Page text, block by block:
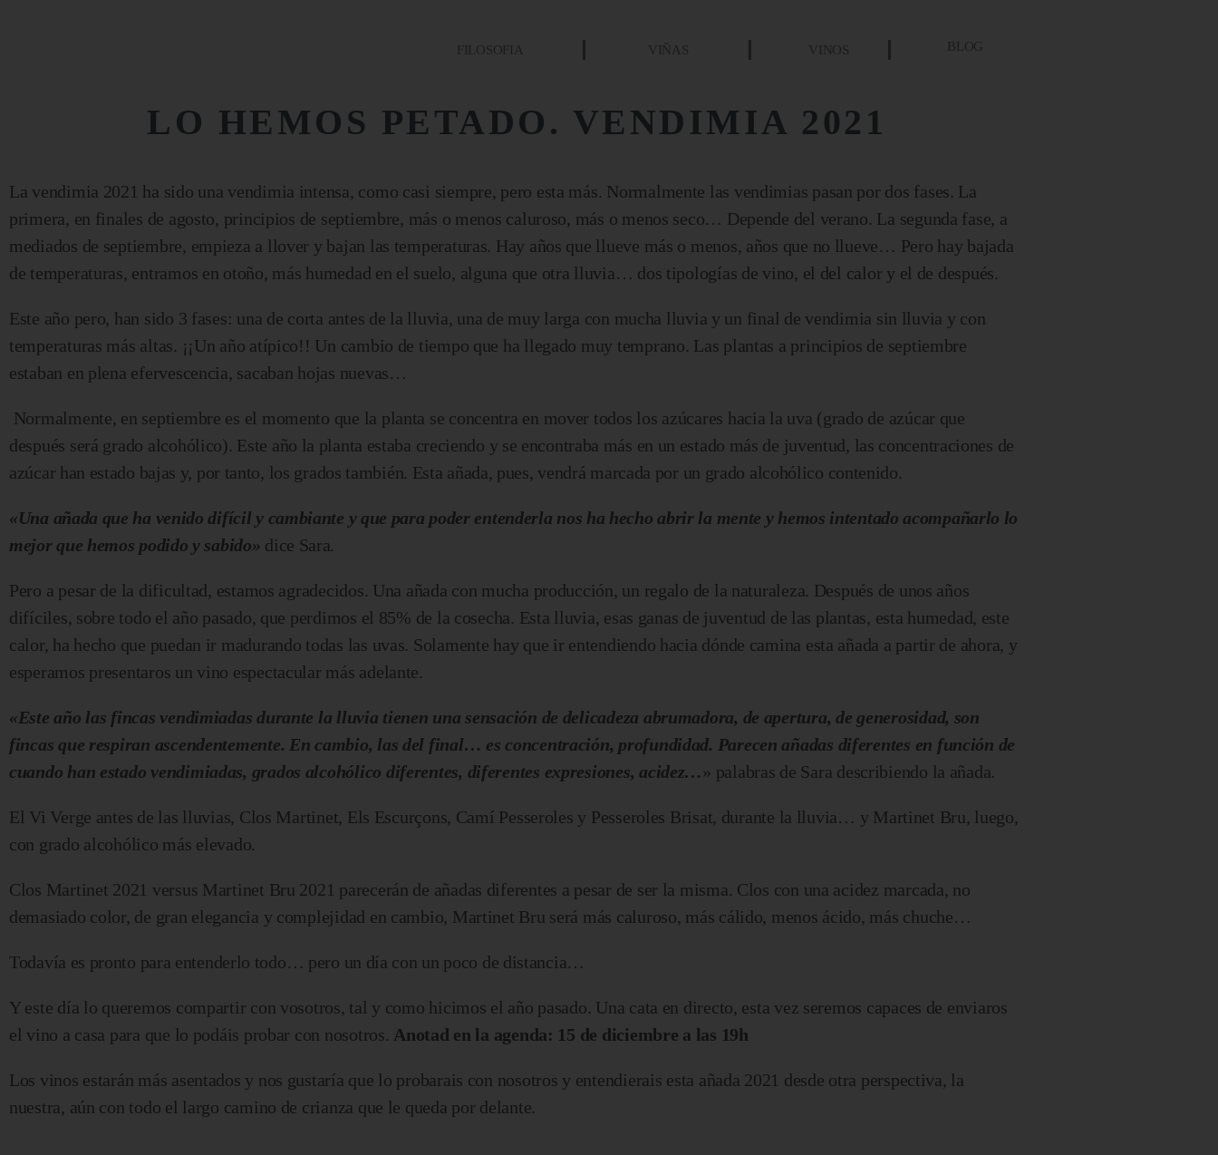
FILOSOFIA VIÑAS VINOS BLOG
LO HEMOS PETADO. VENDIMIA 2021
La vendimia 2021 ha sido una vendimia intensa, como casi siempre, pero esta más. Normalmente las vendimias pasan por dos fases. La
primera, en finales de agosto, principios de septiembre, más o menos caluroso, más o menos seco… Depende del verano. La segunda fase, a
mediados de septiembre, empieza a llover y bajan las temperaturas. Hay años que llueve más o menos, años que no llueve… Pero hay bajada
de temperaturas, entramos en otoño, más humedad en el suelo, alguna que otra lluvia… dos tipologías de vino, el del calor y el de después.
Este año pero, han sido 3 fases: una de corta antes de la lluvia, una de muy larga con mucha lluvia y un final de vendimia sin lluvia y con
temperaturas más altas. ¡¡Un año atípico!! Un cambio de tiempo que ha llegado muy temprano. Las plantas a principios de septiembre
estaban en plena efervescencia, sacaban hojas nuevas…
Normalmente, en septiembre es el momento que la planta se concentra en mover todos los azúcares hacia la uva (grado de azúcar que
después será grado alcohólico). Este año la planta estaba creciendo y se encontraba más en un estado más de juventud, las concentraciones de
azúcar han estado bajas y, por tanto, los grados también. Esta añada, pues, vendrá marcada por un grado alcohólico contenido.
«Una añada que ha venido difícil y cambiante y que para poder entenderla nos ha hecho abrir la mente y hemos intentado acompañarlo lo
mejor que hemos podido y sabido» dice Sara.
Pero a pesar de la dificultad, estamos agradecidos. Una añada con mucha producción, un regalo de la naturaleza. Después de unos años
difíciles, sobre todo el año pasado, que perdimos el 85% de la cosecha. Esta lluvia, esas ganas de juventud de las plantas, esta humedad, este
calor, ha hecho que puedan ir madurando todas las uvas. Solamente hay que ir entendiendo hacia dónde camina esta añada a partir de ahora, y
esperamos presentaros un vino espectacular más adelante.
«Este año las fincas vendimiadas durante la lluvia tienen una sensación de delicadeza abrumadora, de apertura, de generosidad, son
fincas que respiran ascendentemente. En cambio, las del final… es concentración, profundidad. Parecen añadas diferentes en función de
cuando han estado vendimiadas, grados alcohólico diferentes, diferentes expresiones, acidez…» palabras de Sara describiendo la añada.
El Vi Verge antes de las lluvias, Clos Martinet, Els Escurçons, Camí Pesseroles y Pesseroles Brisat, durante la lluvia… y Martinet Bru, luego,
con grado alcohólico más elevado.
Clos Martinet 2021 versus Martinet Bru 2021 parecerán de añadas diferentes a pesar de ser la misma. Clos con una acidez marcada, no
demasiado color, de gran elegancia y complejidad en cambio, Martinet Bru será más caluroso, más cálido, menos ácido, más chuche…
Todavía es pronto para entenderlo todo… pero un día con un poco de distancia…
Y este día lo queremos compartir con vosotros, tal y como hicimos el año pasado. Una cata en directo, esta vez seremos capaces de enviaros
el vino a casa para que lo podáis probar con nosotros. Anotad en la agenda: 15 de diciembre a las 19h
Los vinos estarán más asentados y nos gustaría que lo probarais con nosotros y entendierais esta añada 2021 desde otra perspectiva, la
nuestra, aún con todo el largo camino de crianza que le queda por delante.